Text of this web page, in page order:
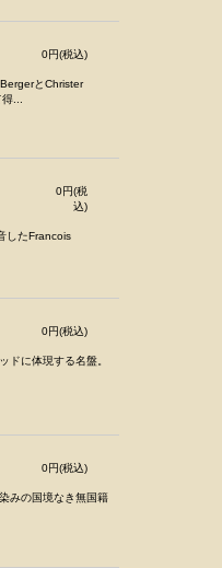
0円(税込)
とChrister
...
0円(税
込)
したFrancois
0円(税込)
ドに体現する名盤。
0円(税込)
みの国境なき無国籍